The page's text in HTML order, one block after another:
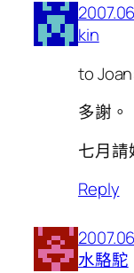
kin
to
多謝。
七月請
Reply
水駱駝